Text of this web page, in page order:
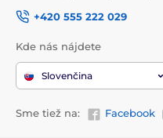
+420 555 222 029
Kde nás nájdete
Slovenčina
Sme tiež na: Facebook